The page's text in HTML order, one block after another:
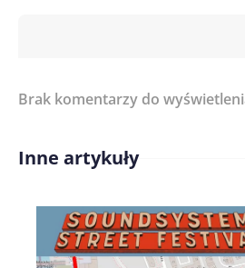
Imię/
Brak komentarzy do
Inne artykuły